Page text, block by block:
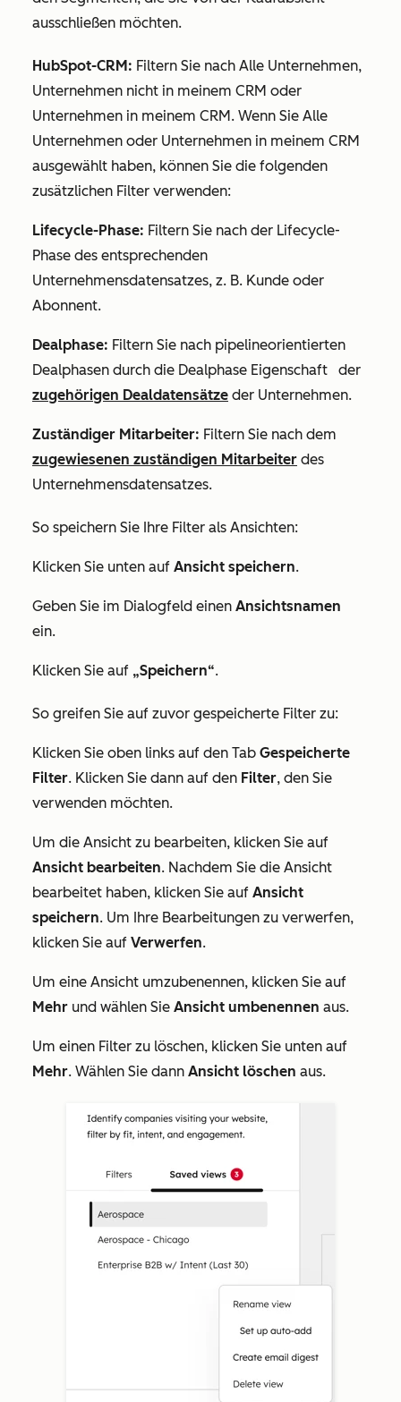
ausschließen möchten.
HubSpot-CRM: Filtern Sie nach Alle Unternehmen,
Unternehmen nicht in meinem CRM oder
Unternehmen in meinem CRM. Wenn Sie Alle
Unternehmen oder Unternehmen in meinem CRM
ausgewählt haben, können Sie die folgenden
zusätzlichen Filter verwenden:
Lifecycle-Phase: Filtern Sie nach der Lifecycle-
Phase des entsprechenden
Unternehmensdatensatzes, z. B. Kunde oder
Abonnent.
Dealphase: Filtern Sie nach pipelineorientierten
Dealphasen durch die Dealphase Eigenschaft
der
zugehörigen Dealdatensätze der Unternehmen.
Zuständiger Mitarbeiter: Filtern Sie nach dem
zugewiesenen zuständigen Mitarbeiter des
Unternehmensdatensatzes.
So speichern Sie Ihre Filter als Ansichten:
Klicken Sie unten auf Ansicht speichern.
Geben Sie im Dialogfeld einen Ansichtsnamen
ein.
Klicken Sie auf „Speichern“.
So greifen Sie auf zuvor gespeicherte Filter zu:
Klicken Sie oben links auf den Tab Gespeicherte
Filter. Klicken Sie dann auf den Filter, den Sie
verwenden möchten.
Um die Ansicht zu bearbeiten, klicken Sie auf
Ansicht bearbeiten. Nachdem Sie die Ansicht
bearbeitet haben, klicken Sie auf Ansicht
speichern. Um Ihre Bearbeitungen zu verwerfen,
klicken Sie auf Verwerfen.
Um eine Ansicht umzubenennen, klicken Sie auf
Mehr und wählen Sie Ansicht umbenennen aus.
Um einen Filter zu löschen, klicken Sie unten auf
Mehr. Wählen Sie dann Ansicht löschen aus.